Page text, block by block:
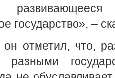
государство», –
отметил, что,